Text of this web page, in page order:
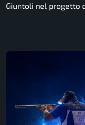
Giuntoli nel progetto